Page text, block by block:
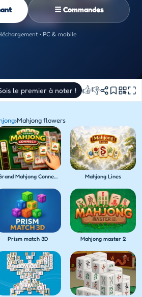
☰ Commandes
• PC & mobile
le premier à noter ! 👍👎
›Mahjong flowers
Grand Mahjong Connect Mahjong Lines
Prism match 3D Mahjong master 2